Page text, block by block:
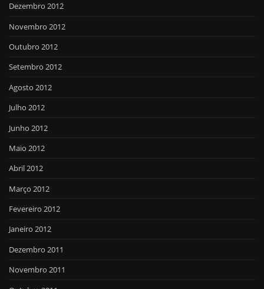
Dezembro 2012
Novembro 2012
Outubro 2012
Setembro 2012
Agosto 2012
Julho 2012
Junho 2012
Maio 2012
Abril 2012
Março 2012
Fevereiro 2012
Janeiro 2012
Dezembro 2011
Novembro 2011